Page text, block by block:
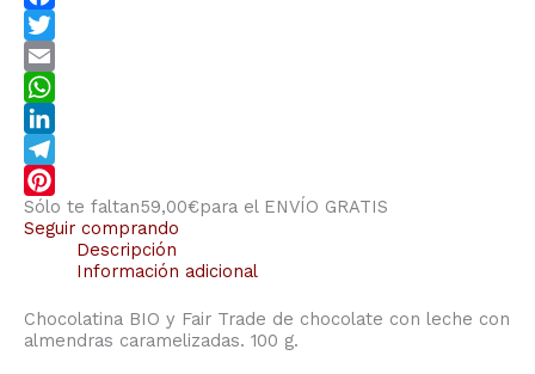
Facebook
Twitter
Email
WhatsApp
LinkedIn
Telegram
Pinterest
Sólo te faltan59,00€para el ENVÍO GRATIS
Seguir comprando
Descripción
Información adicional
Chocolatina BIO y Fair Trade de chocolate con leche con
almendras caramelizadas. 100 g.